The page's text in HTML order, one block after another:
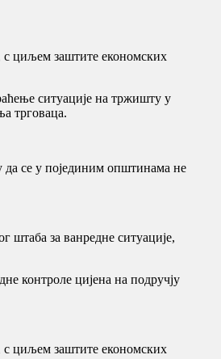
с циљем заштите економских
ситуације на тржишту у
трговаца.
да се у појединим општинама не
штаба за ванредне ситуације,
контроле цијена на подручју
с циљем заштите економских